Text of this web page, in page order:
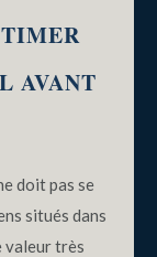
AVANT
doit pas se
situés dans
valeur très